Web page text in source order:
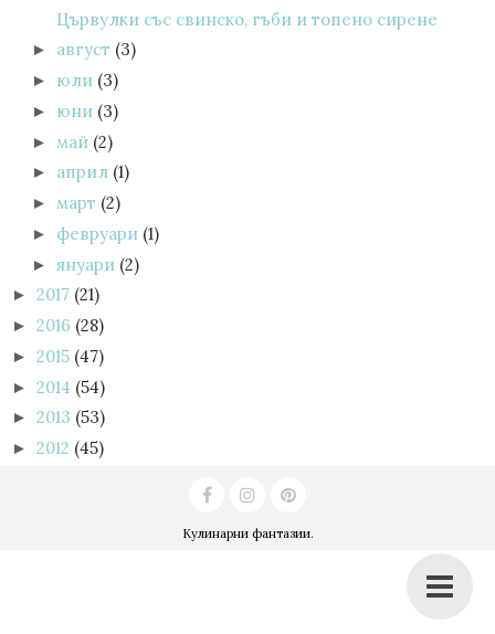
Цървулки със свинско, гъби и топено сирене
► август (3)
► юли (3)
► юни (3)
► май (2)
► април (1)
► март (2)
► февруари (1)
► януари (2)
► 2017 (21)
► 2016 (28)
► 2015 (47)
► 2014 (54)
► 2013 (53)
► 2012 (45)
Кулинарни фантазии.